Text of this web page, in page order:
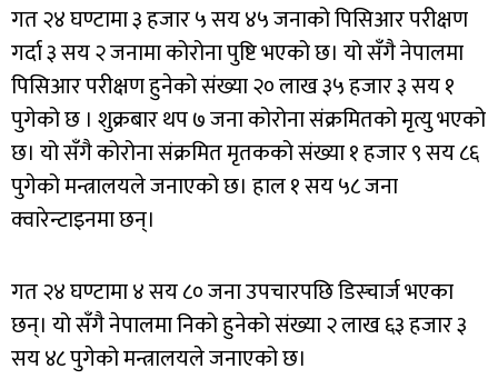
गत २४ घण्टामा ३ हजार ५ सय ४५ जनाको पिसिआर परीक्षण
गर्दा ३ सय २ जनामा कोरोना पुष्टि भएको छ। यो सँगै नेपालमा
पिसिआर परीक्षण हुनेको संख्या २० लाख ३५ हजार ३ सय १
पुगेको छ । शुक्रबार थप ७ जना कोरोना संक्रमितको मृत्यु भएको
छ। यो सँगै कोरोना संक्रमित मृतकको संख्या १ हजार ९ सय ८६
पुगेको मन्त्रालयले जनाएको छ। हाल १ सय ५८ जना
क्वारेन्टाइनमा छन्।
गत २४ घण्टामा ४ सय ८० जना उपचारपछि डिस्चार्ज भएका
छन्। यो सँगै नेपालमा निको हुनेको संख्या २ लाख ६३ हजार ३
सय ४८ पुगेको मन्त्रालयले जनाएको छ।